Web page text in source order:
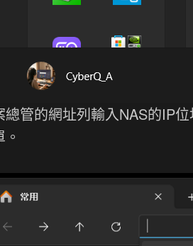
總管的網址列輸入NAS的IP